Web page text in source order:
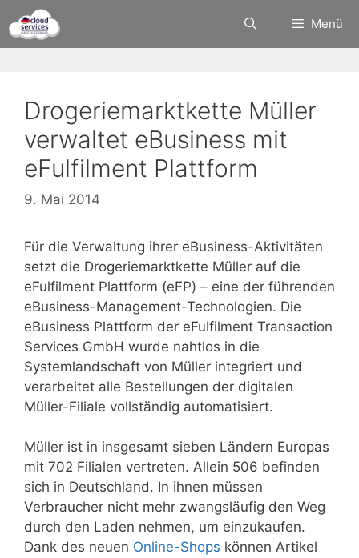
Inhalt
springen
Menü
Drogeriemarktkette Müller
verwaltet eBusiness mit
eFulfilment Plattform
9. Mai 2014
Für die Verwaltung ihrer eBusiness-Aktivitäten
setzt die Drogeriemarktkette Müller auf die
eFulfilment Plattform (eFP) – eine der führenden
eBusiness-Management-Technologien. Die
eBusiness Plattform der eFulfilment Transaction
Services GmbH wurde nahtlos in die
Systemlandschaft von Müller integriert und
verarbeitet alle Bestellungen der digitalen
Müller-Filiale vollständig automatisiert.
Müller ist in insgesamt sieben Ländern Europas
mit 702 Filialen vertreten. Allein 506 befinden
sich in Deutschland. In ihnen müssen
Verbraucher nicht mehr zwangsläufig den Weg
durch den Laden nehmen, um einzukaufen.
Dank des neuen Online-Shops können Artikel